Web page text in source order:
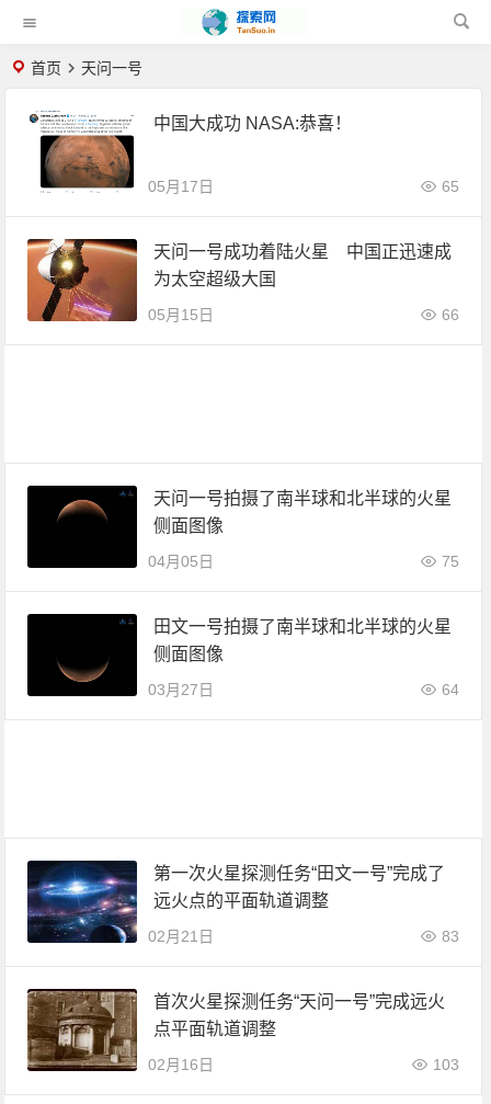
首页 天问一号
中国大成功 NASA:恭喜！
05月17日 65
天问一号成功着陆火星 中国正迅速成
为太空超级大国
05月15日 66
天问一号拍摄了南半球和北半球的火星
侧面图像
04月05日 75
田文一号拍摄了南半球和北半球的火星
侧面图像
03月27日 64
第一次火星探测任务“田文一号”完成了
远火点的平面轨道调整
02月21日 83
首次火星探测任务“天问一号”完成远火
点平面轨道调整
02月16日 103